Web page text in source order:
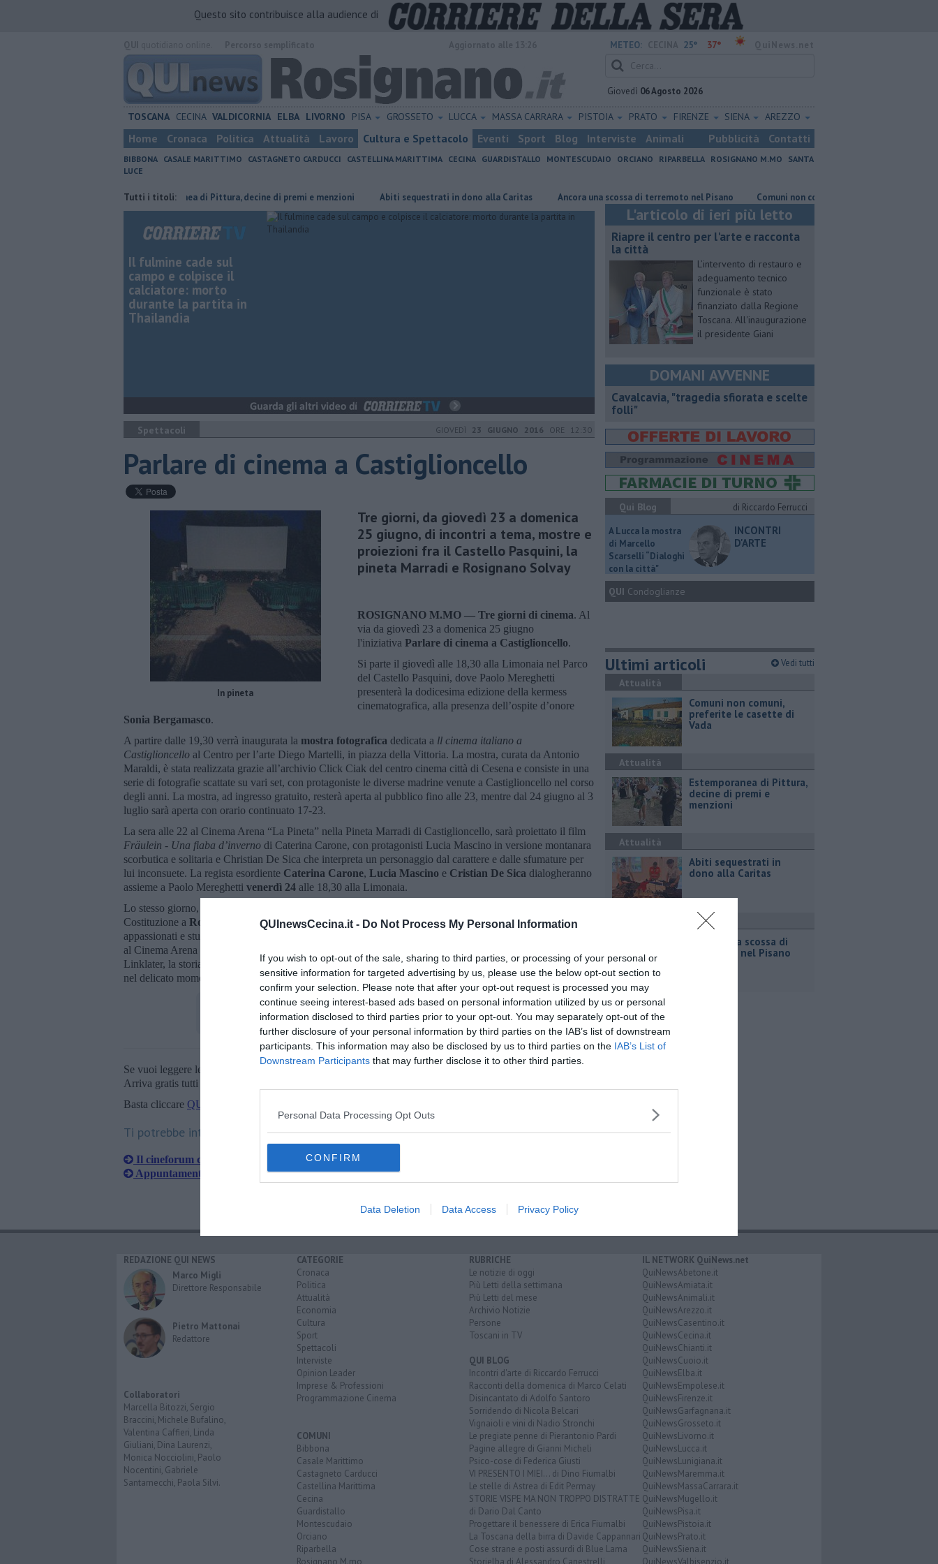
QUInewsCecina.it - Do Not Process My Personal Information
If you wish to opt-out of the sale, sharing to third parties, or processing of your personal or
sensitive information for targeted advertising by us, please use the below opt-out section to
confirm your selection. Please note that after your opt-out request is processed you may
continue seeing interest-based ads based on personal information utilized by us or personal
information disclosed to third parties prior to your opt-out. You may separately opt-out of the
further disclosure of your personal information by third parties on the IAB’s list of downstream
participants. This information may also be disclosed by us to third parties on the IAB’s List of
Downstream Participants that may further disclose it to other third parties.
Personal Data Processing Opt Outs
CONFIRM
Data Deletion Data Access Privacy Policy
Questo sito contribuisce alla audience di
METEO: 25° 37°
Giovedì 06 Agosto 2026
TOSCANA CECINA VALDICORNIA ELBA LIVORNO PISA GROSSETO LUCCA MASSA CARRARA PISTOIA PRATO FIRENZE SIENA AREZZO
Home Cronaca Politica Attualità Lavoro Cultura e Spettacolo Eventi Sport Blog Interviste Animali Pubblicità Contatti
BIBBONA CASALE MARITTIMO CASTAGNETO CARDUCCI CASTELLINA MARITTIMA CECINA GUARDISTALLO MONTESCUDAIO ORCIANO RIPARBELLA ROSIGNANO M.MO
SANTA
LUCE
Tutti i titoli:
Estemporanea di Pittura, decine di premi e menzioni Abiti sequestrati in dono alla Caritas Ancora una scossa di terremoto nel Pisano Comuni non comuni, preferite le casette di Vada
Il fulmine cade sul
campo e colpisce il
calciatore: morto
durante la partita in
Thailandia
Spettacoli GIOVEDÌ 23 GIUGNO 2016 ORE 12:30
Parlare di cinema a Castiglioncello
In pineta
Tre giorni, da giovedì 23 a domenica
25 giugno, di incontri a tema, mostre e
proiezioni fra il Castello Pasquini, la
pineta Marradi e Rosignano Solvay
ROSIGNANO M.MO — Tre giorni di cinema. Al
via da giovedì 23 a domenica 25 giugno
l'iniziativa Parlare di cinema a Castiglioncello.
Si parte il giovedì alle 18,30 alla Limonaia nel Parco
del Castello Pasquini, dove Paolo Mereghetti
presenterà la dodicesima edizione della kermess
cinematografica, alla presenza dell’ospite d’onore
Sonia Bergamasco.
A partire dalle 19,30 verrà inaugurata la mostra fotografica dedicata a ll cinema italiano a
Castiglioncello al Centro per l’arte Diego Martelli, in piazza della Vittoria. La mostra, curata da Antonio
Maraldi, è stata realizzata grazie all’archivio Click Ciak del centro cinema città di Cesena e consiste in una
serie di fotografie scattate su vari set, con protagoniste le diverse madrine venute a Castiglioncello nel corso
degli anni. La mostra, ad ingresso gratuito, resterà aperta al pubblico fino alle 23, mentre dal 24 giugno al 3
luglio sarà aperta con orario continuato 17-23.
La sera alle 22 al Cinema Arena “La Pineta” nella Pineta Marradi di Castiglioncello, sarà proiettato il film
Fräulein - Una fiaba d’inverno di Caterina Carone, con protagonisti Lucia Mascino in versione montanara
scorbutica e solitaria e Christian De Sica che interpreta un personaggio dal carattere e dalle sfumature per
lui inconsuete. La regista esordiente Caterina Carone, Lucia Mascino e Cristian De Sica dialogheranno
assieme a Paolo Mereghetti venerdì 24 alle 18,30 alla Limonaia.
Lo stesso giorno, la mattina alle 10,30 nella saletta polivalente del Centro Culturale Le Creste, in via della
Costituzione a Rosignano Solvay , Antonello Catacchio terrà un seminario di cinema rivolto ad
appassionati e studenti con proiezione del documentario Hitchcock/Truffaut di Kent Jones. Mentre alle 22
al Cinema Arena “La Pineta” si terrà la proiezione in anteprima di
Linklater, la storia di un gruppo di matricole del college, giocatori di baseball, che cercano di farsi strada
nel delicato momento che li conduce verso l'età adulta.
Se vuoi leggere le notizie principali della Toscana iscriviti alla
Newsletter QUInews - ToscanaMedia.
Arriva gratis tutti i giorni alle 20:00 direttamente nella tua casella di posta.
Basta cliccare QUI
Ti potrebbe interessare anche:
Il cineforum continua con Meryl Streep
Appuntamento con l'ultimo Volonté
L'articolo di ieri più letto
Riapre il centro per l'arte e racconta
la città
L’intervento di restauro e
adeguamento tecnico
funzionale è stato
finanziato dalla Regione
Toscana. All'inaugurazione
il presidente Giani
DOMANI AVVENNE
Cavalcavia, "tragedia sfiorata e scelte
folli"
Qui Blog
di Riccardo Ferrucci
A Lucca la mostra
di Marcello
Scarselli “Dialoghi
con la città"
INCONTRI
D'ARTE
QUI Condoglianze
Ultimi articoli Vedi tutti
Attualità
Comuni non comuni,
preferite le casette di
Vada
Attualità
Estemporanea di Pittura,
decine di premi e
menzioni
Attualità
Abiti sequestrati in
dono alla Caritas
Ancora una scossa di
terremoto nel Pisano
REDAZIONE QUI NEWS
Marco Migli
Direttore Responsabile
Pietro Mattonai
Redattore
Collaboratori
Marcella Bitozzi, Sergio
Braccini, Michele Bufalino,
Valentina Caffieri, Linda
Giuliani, Dina Laurenzi,
Monica Nocciolini, Paolo
Nocentini, Gabriele
Santarnecchi, Paola Silvi.
CATEGORIE
Cronaca
Politica
Attualità
Economia
Cultura
Sport
Spettacoli
Interviste
Opinion Leader
Imprese & Professioni
Programmazione Cinema
COMUNI
Bibbona
Casale Marittimo
Castagneto Carducci
Castellina Marittima
Cecina
Guardistallo
Montescudaio
Orciano
Riparbella
Rosignano M.mo
RUBRICHE
Le notizie di oggi
Più Letti della settimana
Più Letti del mese
Archivio Notizie
Persone
Toscani in TV
QUI BLOG
Incontri d'arte di Riccardo Ferrucci
Racconti della domenica di Marco Celati
Disincantato di Adolfo Santoro
Sorridendo di Nicola Belcari
Vignaioli e vini di Nadio Stronchi
Le pregiate penne di Pierantonio Pardi
Pagine allegre di Gianni Micheli
Psico-cose di Federica Giusti
VI PRESENTO I MIEI... di Dino Fiumalbi
Le stelle di Astrea di Edit Permay
STORIE VISPE MA NON TROPPO DISTRATTE
di Dario Dal Canto
Progettare il benessere di Erica Fiumalbi
La Toscana della birra di Davide Cappannari
Cose strane e posti assurdi di Blue Lama
Storielba di Alessandro Canestrelli
IL NETWORK QuiNews.net
QuiNewsAbetone.it
QuiNewsAmiata.it
QuiNewsAnimali.it
QuiNewsArezzo.it
QuiNewsCasentino.it
QuiNewsCecina.it
QuiNewsChianti.it
QuiNewsCuoio.it
QuiNewsElba.it
QuiNewsEmpolese.it
QuiNewsFirenze.it
QuiNewsGarfagnana.it
QuiNewsGrosseto.it
QuiNewsLivorno.it
QuiNewsLucca.it
QuiNewsLunigiana.it
QuiNewsMaremma.it
QuiNewsMassaCarrara.it
QuiNewsMugello.it
QuiNewsPisa.it
QuiNewsPistoia.it
QuiNewsPrato.it
QuiNewsSiena.it
QuiNewsValbisenzio.it